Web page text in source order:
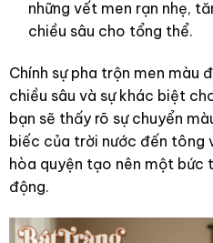
những vết men rạn nhẹ,
chiều sâu cho tổng thể.
Chính sự pha trộn men màu
chiều sâu và sự khác biệt
bạn sẽ thấy rõ sự chuyển
biếc của trời nước đến
hòa quyện tạo nên một bức
động.